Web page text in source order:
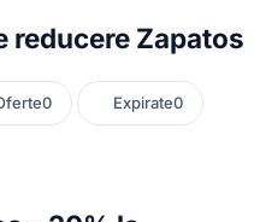
reducere Zapatos
0 Expirate0